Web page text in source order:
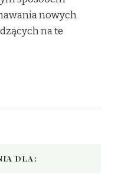
nowych
na te
DLA: